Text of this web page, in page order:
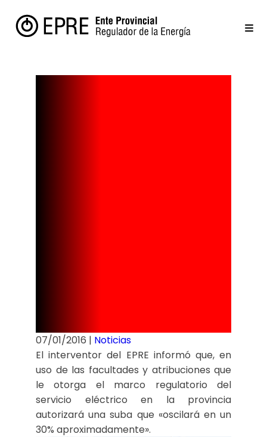
07/01/2016 | Noticias
El interventor del EPRE informó que, en
uso de las facultades y atribuciones que
le otorga el marco regulatorio del
servicio eléctrico en la provincia
autorizará una suba que «oscilará en un
30% aproximadamente».